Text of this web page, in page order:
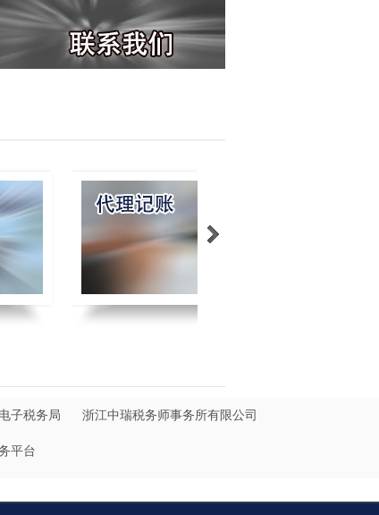
子税务局 浙江中瑞税务师事务所有限公司
平台